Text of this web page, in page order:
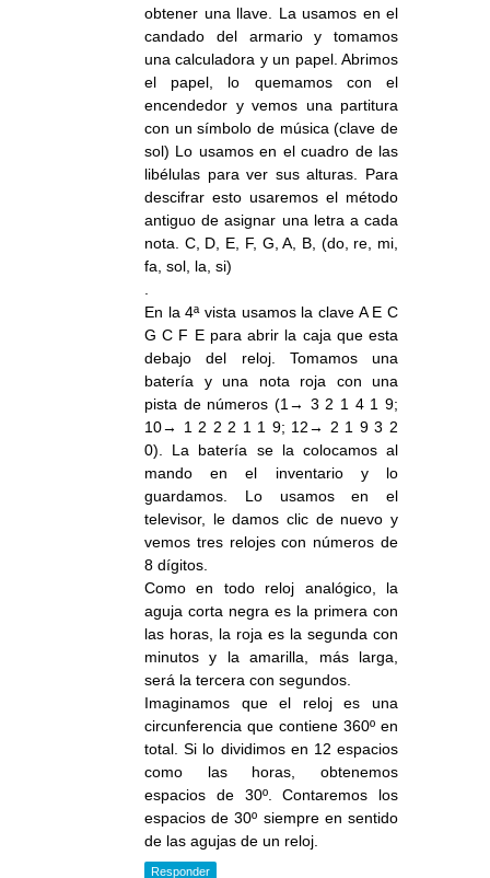
obtener una llave. La usamos en el
candado del armario y tomamos
una calculadora y un papel. Abrimos
el papel, lo quemamos con el
encendedor y vemos una partitura
con un símbolo de música (clave de
sol) Lo usamos en el cuadro de las
libélulas para ver sus alturas. Para
descifrar esto usaremos el método
antiguo de asignar una letra a cada
nota. C, D, E, F, G, A, B, (do, re, mi,
fa, sol, la, si)
En la 4ª vista usamos la clave A E C
G C F E para abrir la caja que esta
debajo del reloj. Tomamos una
batería y una nota roja con una
pista de números (1→ 3 2 1 4 1 9;
10→ 1 2 2 2 1 1 9; 12→ 2 1 9 3 2
0). La batería se la colocamos al
mando en el inventario y lo
guardamos. Lo usamos en el
televisor, le damos clic de nuevo y
vemos tres relojes con números de
8 dígitos.
Como en todo reloj analógico, la
aguja corta negra es la primera con
las horas, la roja es la segunda con
minutos y la amarilla, más larga,
será la tercera con segundos.
Imaginamos que el reloj es una
circunferencia que contiene 360º en
total. Si lo dividimos en 12 espacios
como las horas, obtenemos
espacios de 30º. Contaremos los
espacios de 30º siempre en sentido
de las agujas de un reloj.
Responder